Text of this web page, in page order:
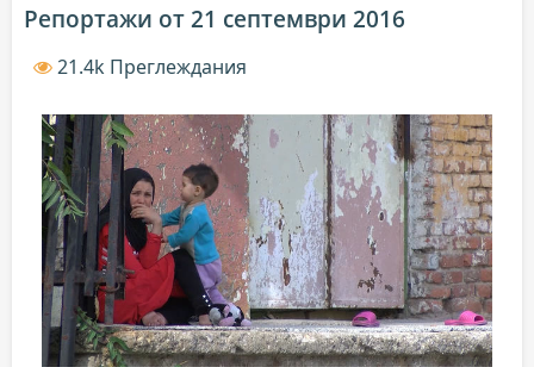
Репортажи от 21 септември 2016
21.4k Преглеждания